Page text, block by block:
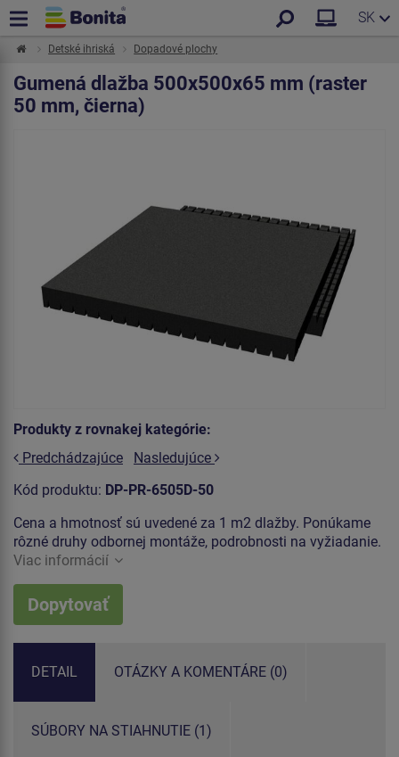
SK
Detské ihriská Dopadové plochy
Gumená dlažba 500x500x65 mm (raster
50 mm, čierna)
Produkty z rovnakej kategórie:
Predchádzajúce
Nasledujúce
Kód produktu: DP-PR-6505D-50
Cena a hmotnosť sú uvedené za 1 m2 dlažby. Ponúkame
rôzné druhy odbornej montáže, podrobnosti na vyžiadanie.
Viac informácií
Dopytovať
DETAIL OTÁZKY A KOMENTÁRE (0)
SÚBORY NA STIAHNUTIE (1)